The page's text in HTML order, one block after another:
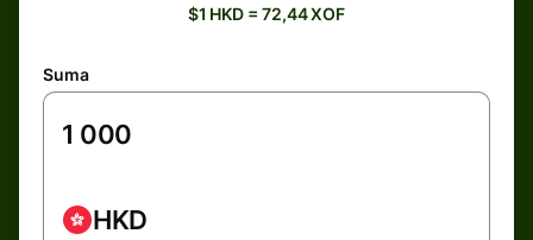
$1 HKD = 72,44 XOF
Suma
HKD